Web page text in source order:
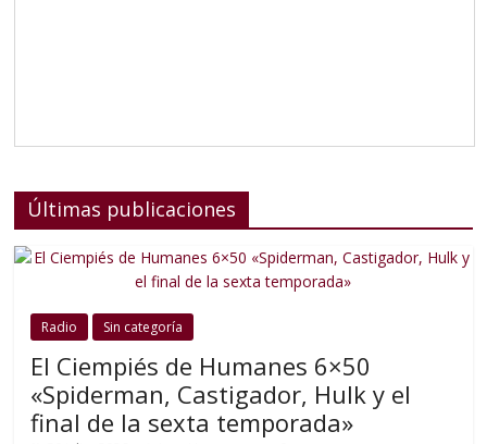
Últimas publicaciones
Radio Sin categoría
El Ciempiés de Humanes 6×50
«Spiderman, Castigador, Hulk y el
final de la sexta temporada»